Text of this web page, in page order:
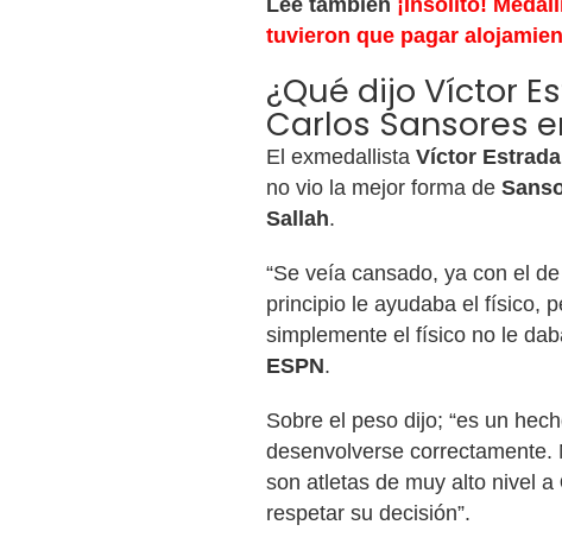
Lee también ¡Insólito!
tuvieron que pagar
¿Qué dijo Víctor
Carlos Sansores
El exmedallista Víctor Estrada
no vio la mejor forma de
Sallah.
“Se veía cansado, ya con el
principio le ayudaba el físico,
simplemente el físico no le
ESPN.
Sobre el peso dijo; “es un
desenvolverse
son atletas de muy alto nivel a
respetar su decisión”.